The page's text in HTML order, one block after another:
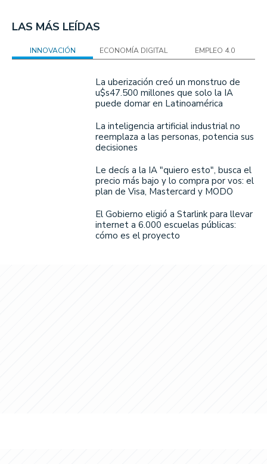
LAS MÁS LEÍDAS
INNOVACIÓN ECONOMÍA DIGITAL EMPLEO 4.0
La uberización creó un monstruo de
u$s47.500 millones que solo la IA
puede domar en Latinoamérica
La inteligencia artificial industrial no
reemplaza a las personas, potencia sus
decisiones
Le decís a la IA "quiero esto", busca el
precio más bajo y lo compra por vos: el
plan de Visa, Mastercard y MODO
El Gobierno eligió a Starlink para llevar
internet a 6.000 escuelas públicas:
cómo es el proyecto